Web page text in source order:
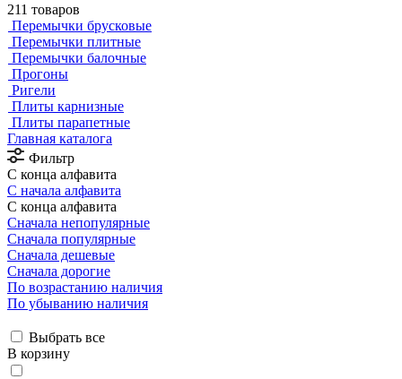
211 товаров
Перемычки брусковые
Перемычки плитные
Перемычки балочные
Прогоны
Ригели
Плиты карнизные
Плиты парапетные
Главная каталога
Фильтр
С конца алфавита
С начала алфавита
С конца алфавита
Сначала непопулярные
Сначала популярные
Сначала дешевые
Сначала дорогие
По возрастанию наличия
По убыванию наличия
Выбрать все
В корзину